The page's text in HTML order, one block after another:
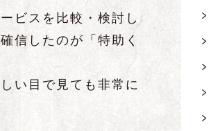
ビスを比較・検討し
信したのが「特助く
い目で見ても非常に